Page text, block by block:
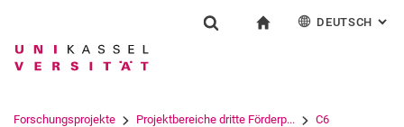
Springe direkt zu: Inhalt
Springe direkt zu: Suche
Springe direkt zu:
Suchbegriff
DEUTSCH :
Forschungsprojekte Projektbereiche dritte Förderp... C6